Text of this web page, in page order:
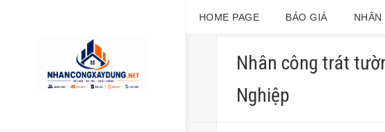
HOME PAGE BÁO GIÁ
Nhân công trát
Nghiệp